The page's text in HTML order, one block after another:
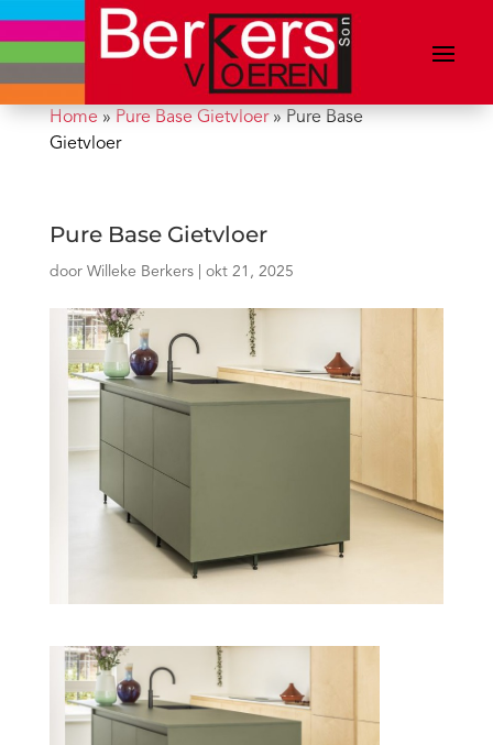
Home» Pure Base Gietvloer» Pure Base
Gietvloer
Pure Base Gietvloer
door Willeke Berkers| okt 21, 2025